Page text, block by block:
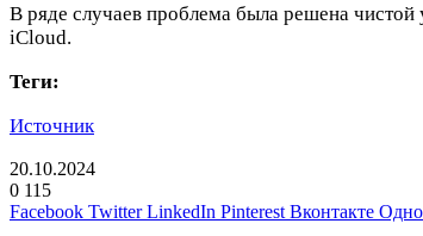
В ряде случаев проблема была решена
iCloud.
Теги:
Источник
20.10.2024
0 115
Facebook Twitter LinkedIn Pinterest Вконтакте